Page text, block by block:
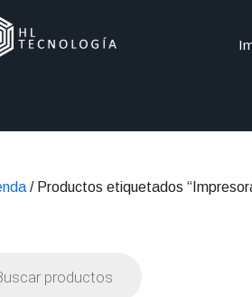
/ Productos etiquetados